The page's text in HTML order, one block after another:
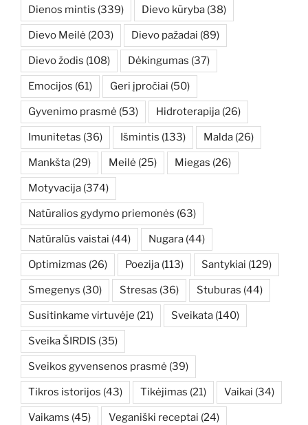
Dienos mintis (339) Dievo kūryba (38)
Dievo Meilė (203) Dievo pažadai (89)
Dievo žodis (108) Dėkingumas (37)
Emocijos (61) Geri įpročiai (50)
Gyvenimo prasmė (53) Hidroterapija (26)
Imunitetas (36) Išmintis (133) Malda (26)
Mankšta (29) Meilė (25) Miegas (26)
Motyvacija (374)
Natūralios gydymo priemonės (63)
Natūralūs vaistai (44) Nugara (44)
Optimizmas (26) Poezija (113) Santykiai (129)
Smegenys (30) Stresas (36) Stuburas (44)
Susitinkame virtuvėje (21) Sveikata (140)
Sveika ŠIRDIS (35)
Sveikos gyvensenos prasmė (39)
Tikros istorijos (43) Tikėjimas (21) Vaikai (34)
Vaikams (45) Veganiški receptai (24)